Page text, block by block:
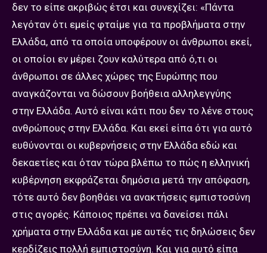
δεν το είπε ακριβώς έτσι και συνεχίζει: «Πάντα
λεγόταν ότι εμείς φταίμε για τα προβλήματα στην
Ελλάδα, από τα οποία υποφέρουν οι άνθρωποι εκεί,
οι οποίοι εν μέρει ζουν καλύτερα από ό,τι οι
άνθρωποι σε άλλες χώρες της Ευρώπης που
αναγκάζονται να δώσουν βοήθεια αλληλεγγύης
στην Ελλάδα. Αυτό είναι κάτι που δεν το λένε στους
ανθρώπους στην Ελλάδα. Και εκεί είπα ότι για αυτό
ευθύνονται οι κυβερνήσεις στην Ελλάδα εδώ και
δεκαετίες και όταν τώρα βλέπω το πώς η ελληνική
κυβέρνηση εκφράζεται δημόσια μετά την απόφαση,
τότε αυτό δεν βοηθάει να ανακτήσεις εμπιστοσύνη
στις αγορές. Κάποιος πρέπει να δανείσει πάλι
χρήματα στην Ελλάδα και με αυτές τις δηλώσεις δεν
κερδίζεις πολλή εμπιστοσύνη. Και για αυτό είπα